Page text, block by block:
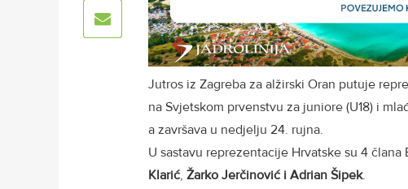
Jutros iz Zagreba za alžirski Oran putuje
na Svjetskom prvenstvu za juniore (U18) i
a završava u nedjelju 24. rujna.
U sastavu reprezentacije Hrvatske su 4 člana
Klarić, Žarko Jerčinović i Adrian Šipek.